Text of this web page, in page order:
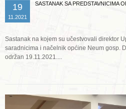
19
11.2021
SASTANAK SA PREDSTAVNICIMA
Sastanak na kojem su učestvovali direktor
saradnicima i načelnik općine Neum gosp.
održan 19.11.2021....